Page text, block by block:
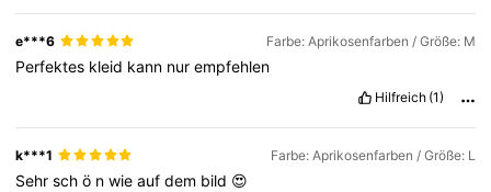
e***6 Farbe: Aprikosenfarben / Größe: M
Perfektes kleid kann nurempfehlen
Hilfreich (1)
k***1 Farbe: Aprikosenfarben / Größe: L
Sehrschö nwieaufdem bild 😍